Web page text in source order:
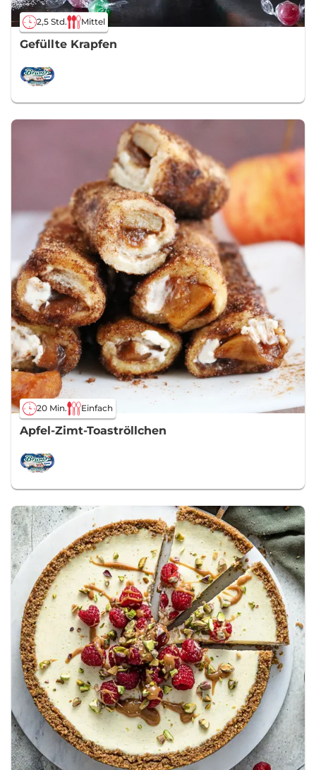
2,5 Std. Mittel
Gefüllte Krapfen
20 Min. Einfach
Apfel-Zimt-Toaströllchen